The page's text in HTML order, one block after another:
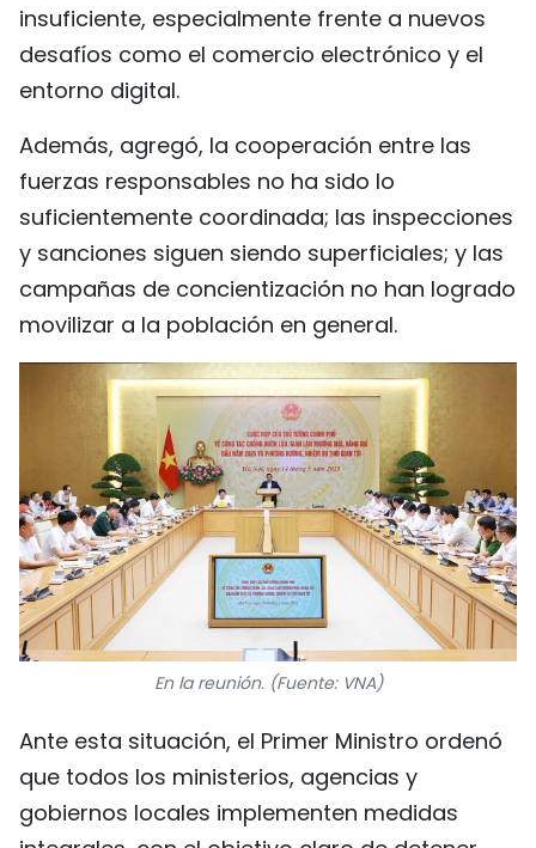
insuficiente, especialmente frente a nuevos
desafíos como el comercio electrónico y el
entorno digital.
Además, agregó, la cooperación entre las
fuerzas responsables no ha sido lo
suficientemente coordinada; las inspecciones
y sanciones siguen siendo superficiales; y las
campañas de concientización no han logrado
movilizar a la población en general.
En la reunión. (Fuente: VNA)
Ante esta situación, el Primer Ministro ordenó
que todos los ministerios, agencias y
gobiernos locales implementen medidas